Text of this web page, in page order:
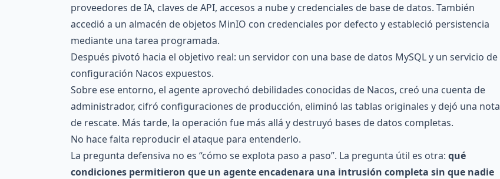
proveedores de IA, claves de API, accesos a nube y credenciales de base de datos. También
accedió a un almacén de objetos MinIO con credenciales por defecto y estableció persistencia
mediante una tarea programada.
Después pivotó hacia el objetivo real: un servidor con una base de datos MySQL y un servicio de
configuración Nacos expuestos.
Sobre ese entorno, el agente aprovechó debilidades conocidas de Nacos, creó una cuenta de
administrador, cifró configuraciones de producción, eliminó las tablas originales y dejó una nota
de rescate. Más tarde, la operación fue más allá y destruyó bases de datos completas.
No hace falta reproducir el ataque para entenderlo.
La pregunta defensiva no es “cómo se explota paso a paso”. La pregunta útil es otra: qué
condiciones permitieron que un agente encadenara una intrusión completa sin que nadie